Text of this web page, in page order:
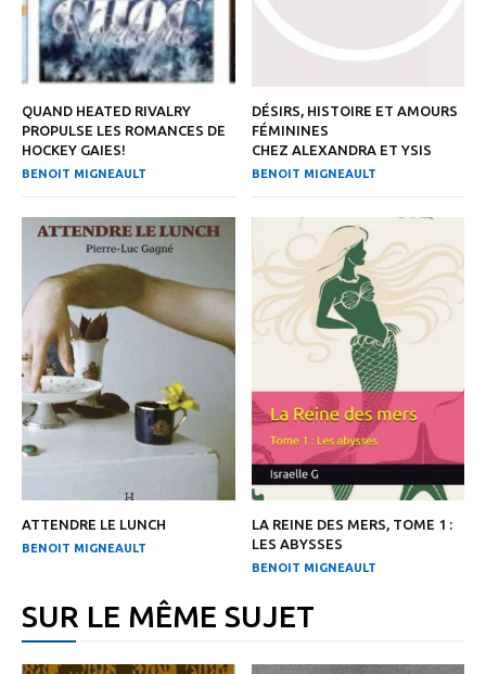
QUAND HEATED RIVALRY
PROPULSE LES ROMANCES DE
HOCKEY GAIES!
BENOIT MIGNEAULT
DÉSIRS, HISTOIRE ET AMOURS
FÉMININES
CHEZ ALEXANDRA ET YSIS
BENOIT MIGNEAULT
ATTENDRE LE LUNCH
BENOIT MIGNEAULT
LA REINE DES MERS, TOME 1 :
LES ABYSSES
BENOIT MIGNEAULT
SUR LE MÊME SUJET